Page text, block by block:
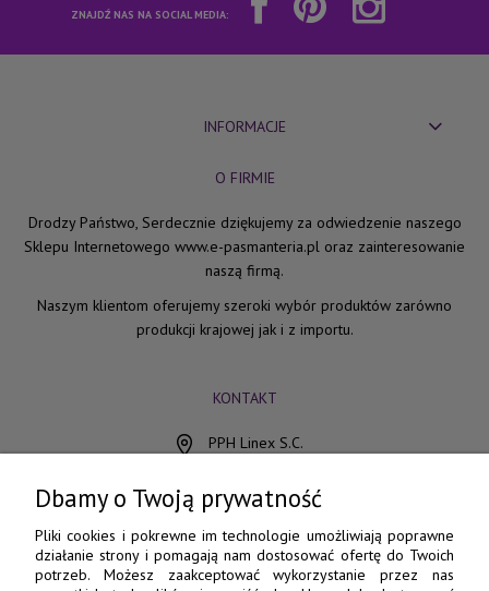
ZNAJDŹ NAS NA SOCIAL MEDIA:
INFORMACJE
O FIRMIE
Drodzy Państwo, Serdecznie dziękujemy za odwiedzenie naszego
Sklepu Internetowego www.e-pasmanteria.pl oraz zainteresowanie
naszą firmą.
Naszym klientom oferujemy szeroki wybór produktów zarówno
produkcji krajowej jak i z importu.
KONTAKT
PPH Linex S.C.
85-078 Bydgoszcz
798 560 760
52 345 73 17
Dbamy o Twoją prywatność
Pliki cookies i pokrewne im technologie umożliwiają poprawne
działanie strony i pomagają nam dostosować ofertę do Twoich
potrzeb. Możesz zaakceptować wykorzystanie przez nas